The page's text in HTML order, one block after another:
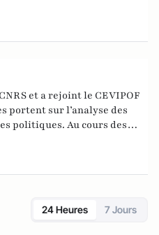
et a rejoint le CEVIPOF
portent sur l’analyse des
politiques. Au cours des
différentes recherches
sur la participation
et les opinions publiques. Il
24 Heures 7 Jours